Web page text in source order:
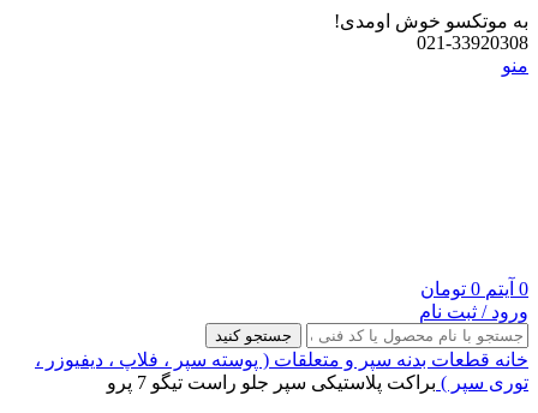
به موتکسو خوش اومدی!
021-33920308
منو
0 آیتم 0 تومان
ورود / ثبت نام
جستجو کنید
خانه قطعات بدنه سپر و متعلقات ( پوسته سپر ، فلاپ ، دیفیوزر ،
توری سپر ) براکت پلاستیکی سپر جلو راست تیگو 7 پرو